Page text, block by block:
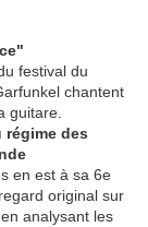
festival du
chantent
guitare.
régime des
en est à sa 6e
original sur
analysant les